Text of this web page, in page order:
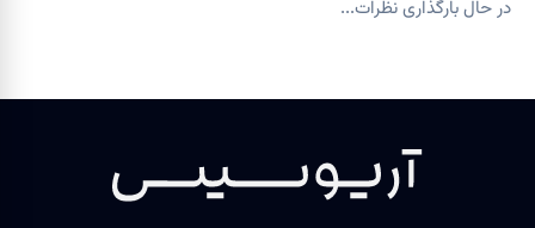
در حال بارگذاری نظرات...